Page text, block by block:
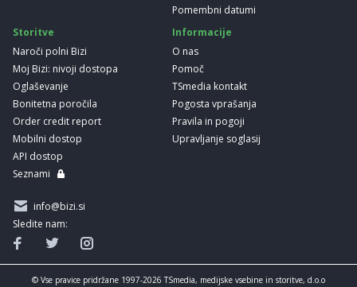
Pomembni datumi
Storitve
Naroči polni Bizi
Moj Bizi: nivoji dostopa
Oglaševanje
Bonitetna poročila
Order credit report
Mobilni dostop
API dostop
Seznami
Informacije
O nas
Pomoč
TSmedia kontakt
Pogosta vprašanja
Pravila in pogoji
Upravljanje soglasij
info@bizi.si
Sledite nam:
© Vse pravice pridržane 1997-2026 TSmedia, medijske vsebine in storitve, d.o.o